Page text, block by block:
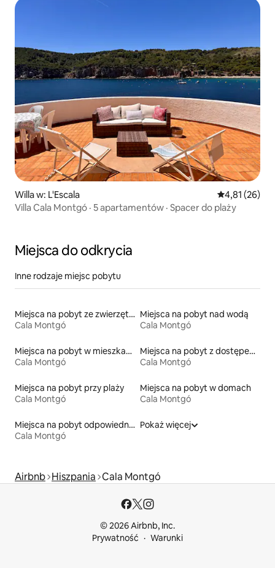
Willa w: L'Escala Średnia
4,81 (26)
Villa Cala Montgó · 5 apartamentów · Spacer do plaży
Miejsca do odkrycia
Inne rodzaje miejsc pobytu
Miejsca na pobyt ze zwierzętami
Cala Montgó
Miejsca na pobyt nad wodą
Cala Montgó
Miejsca na pobyt w mieszkaniach
Cala Montgó
Miejsca na pobyt z dostępem do plaży
Cala Montgó
Miejsca na pobyt przy plaży
Cala Montgó
Miejsca na pobyt w domach
Cala Montgó
Miejsca na pobyt odpowiednie dla rodzin
Cala Montgó
Pokaż więcej
Airbnb Hiszpania Cala Montgó
© 2026 Airbnb, Inc.
Prywatność
Warunki